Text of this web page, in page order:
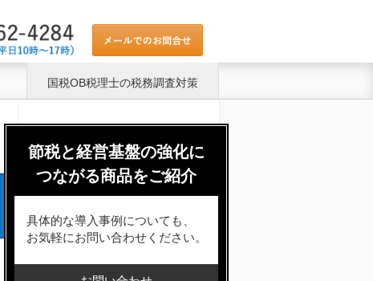
国税OB税理士の税務調査対策
節税と経営基盤の強化に
つながる商品をご紹介
具体的な導入事例についても、
お気軽にお問い合わせください。